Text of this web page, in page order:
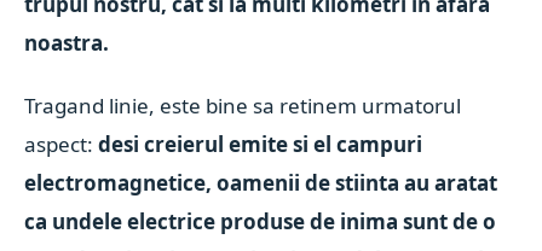
noastra.
Tragand linie, este bine sa retinem urmatorul
aspect: desi creierul emite si el campuri
electromagnetice, oamenii de stiinta au aratat
ca undele electrice produse de inima sunt de o